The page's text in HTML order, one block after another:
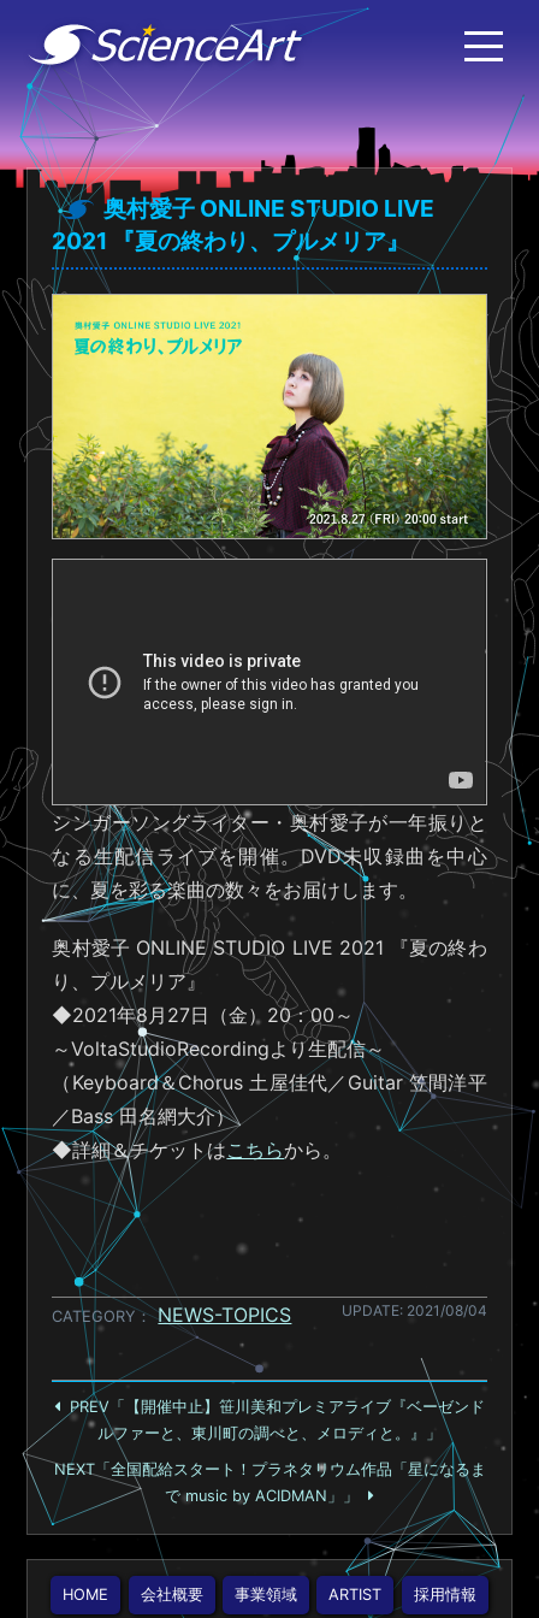
奥村愛子 ONLINE STUDIO LIVE
2021 『夏の終わり、プルメリア』
シンガーソングライター・奥村愛子が一年振りと
なる生配信ライブを開催。DVD未収録曲を中心
に、夏を彩る楽曲の数々をお届けします。
奥村愛子 ONLINE STUDIO LIVE 2021 『夏の終わ
り、プルメリア』
◆2021年8月27日（金）20：00～
～VoltaStudioRecordingより生配信～
（Keyboard＆Chorus 土屋佳代／Guitar 笠間洋平
／Bass 田名網大介）
◆詳細＆チケットはこちらから。
CATEGORY NEWS-TOPICS UPDATE: 2021/08/04
PREV「【開催中止】笹川美和プレミアライブ『ベーゼンド
ルファーと、東川町の調べと、メロディと。』」
NEXT「全国配給スタート！プラネタリウム作品「星になるま
で music by ACIDMAN」」
HOME 会社概要 事業領域 ARTIST 採用情報